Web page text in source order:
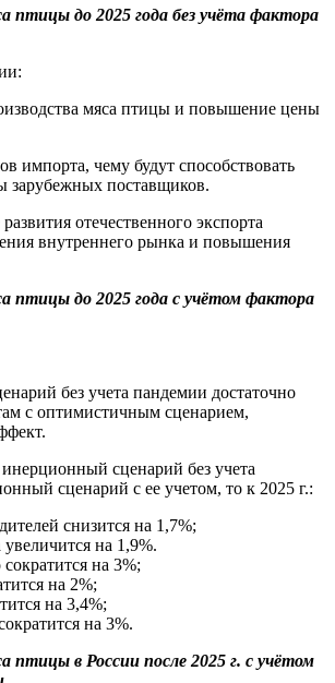
птицы до 2025 года без учёта фактора
мяса птицы и повышение цены
импорта, чему будут способствовать
зарубежных поставщиков.
отечественного экспорта
внутреннего рынка и повышения
птицы до 2025 года с учётом фактора
без учета пандемии достаточно
с оптимистичным сценарием,
сценарий без учета
сценарий с ее учетом, то к 2025 г.:
снизится на 1,7%;
на 1,9%.
на 3%;
на 2%;
на 3,4%;
на 3%.
птицы в России после 2025 г. с учётом